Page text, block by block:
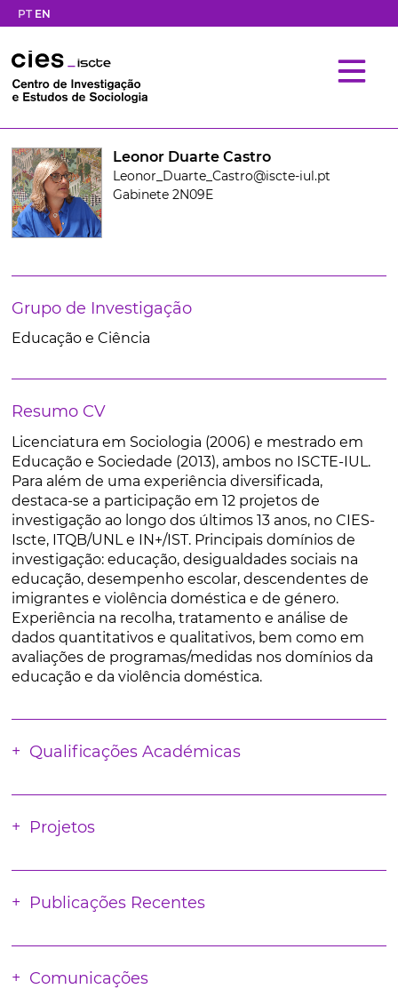
PT EN
Leonor Duarte Castro
Leonor_Duarte_Castro@iscte-iul.pt
Gabinete 2N09E
Grupo de Investigação
Educação e Ciência
Resumo CV
Licenciatura em Sociologia (2006) e mestrado em
Educação e Sociedade (2013), ambos no ISCTE-IUL.
Para além de uma experiência diversificada,
destaca-se a participação em 12 projetos de
investigação ao longo dos últimos 13 anos, no CIES-
Iscte, ITQB/UNL e IN+/IST. Principais domínios de
investigação: educação, desigualdades sociais na
educação, desempenho escolar, descendentes de
imigrantes e violência doméstica e de género.
Experiência na recolha, tratamento e análise de
dados quantitativos e qualitativos, bem como em
avaliações de programas/medidas nos domínios da
educação e da violência doméstica.
Qualificações Académicas
Projetos
Publicações Recentes
Comunicações